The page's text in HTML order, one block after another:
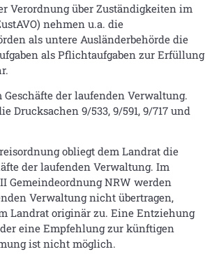
Verordnung über Zuständigkeiten im
nehmen u.a. die
als untere Ausländerbehörde die
als Pflichtaufgaben zur Erfüllung
der laufenden Verwaltung.
Drucksachen 9/533, 9/591, 9/717 und
obliegt dem Landrat die
der laufenden Verwaltung. Im
Gemeindeordnung NRW werden
Verwaltung nicht übertragen,
Landrat originär zu. Eine Entziehung
eine Empfehlung zur künftigen
ist nicht möglich.